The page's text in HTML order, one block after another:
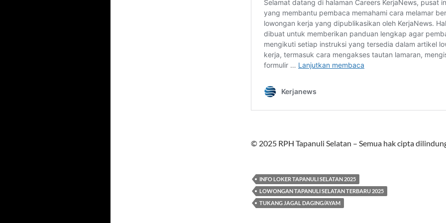
© 2025 RPH Tapanuli Selatan – Semua hak cipta
INFO LOKER TAPANULI SELATAN 2025
LOWONGAN TAPANULI SELATAN TERBARU 2025
TUKANG JAGAL DAGING/AYAM